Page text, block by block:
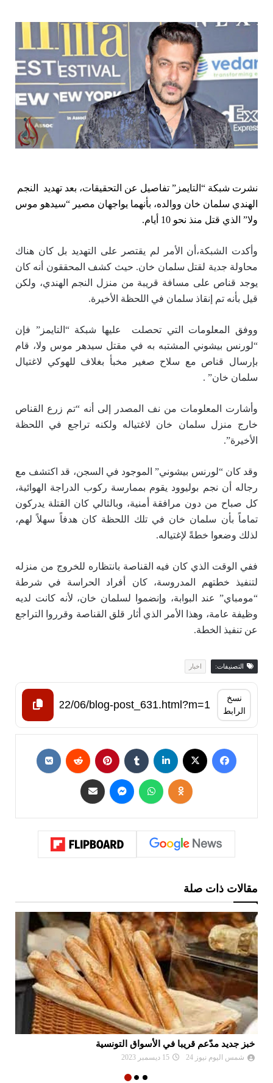
نشرت شبكة “التايمز” تفاصيل عن التحقيقات، بعد تهديد النجم
الهندي سلمان خان ووالده، بأنهما يواجهان مصير “سيدهو موس
ولا” الذي قتل منذ نحو 10 أيام.
وأكدت الشبكة،أن الأمر لم يقتصر على التهديد بل كان هناك
محاولة جدية لقتل سلمان خان. حيث كشف المحققون أنه كان
يوجد قناص على مسافة قريبة من منزل النجم الهندي، ولكن
قيل بأنه تم إنقاذ سلمان في اللحظة الأخيرة.
ووفق المعلومات التي تحصلت عليها شبكة “التايمز” فإن
“لورنس بيشوني المشتبه به في مقتل سيدهر موس ولا، قام
بإرسال قناص مع سلاح صغير مخبأ بغلاف للهوكي لاغتيال
سلمان خان” .
وأشارت المعلومات من نف المصدر إلى أنه “تم زرع القناص
خارج منزل سلمان خان لاغتياله ولكنه تراجع في اللحظة
الأخيرة”.
وقد كان “لورنس بيشوني” الموجود في السجن، قد اكتشف مع
رجاله أن نجم بوليوود يقوم بممارسة ركوب الدراجة الهوائية،
كل صباح من دون مرافقة أمنية، وبالتالي كان القتلة يدركون
تماماً بأن سلمان خان في تلك اللحظة كان هدفاً سهلاً لهم،
لذلك وضعوا خطةً لإغتياله.
ففي الوقت الذي كان فيه القناصة بانتظاره للخروج من منزله
لتنفيذ خطتهم المدروسة، كان أفراد الحراسة في شرطة
“مومباي” عند البوابة، وإنضموا لسلمان خان، لأنه كانت لديه
وظيفة عامة، وهذا الأمر الذي أثار قلق القناصة وقرروا التراجع
عن تنفيذ الخطة.
التصنيفات: اخبار
نسخ
الرابط
مقالات ذات صلة
خبز جديد مدّعم قريبا في الأسواق التونسية
شمس اليوم نيوز 24 15 ديسمبر 2023